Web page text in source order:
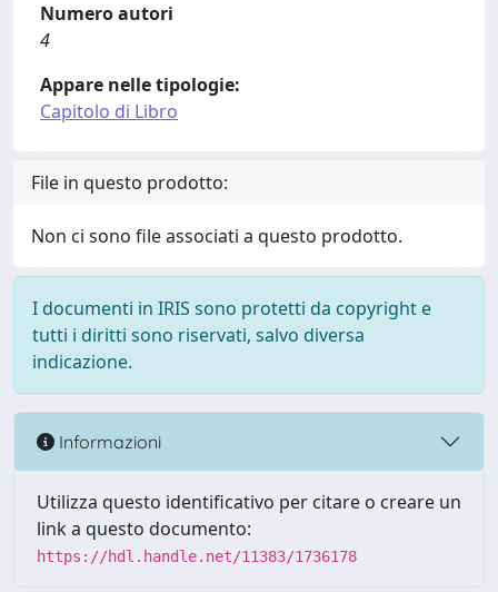
Numero autori
4
Appare nelle tipologie:
Capitolo di Libro
File in questo prodotto:
Non ci sono file associati a questo prodotto.
I documenti in IRIS sono protetti da copyright e
tutti i diritti sono riservati, salvo diversa
indicazione.
Informazioni
Utilizza questo identificativo per citare o creare un
link a questo documento:
https://hdl.handle.net/11383/1736178